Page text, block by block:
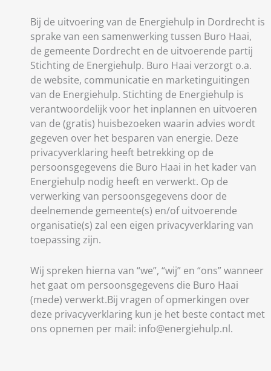
Bij de uitvoering van de Energiehulp in Dordrecht is
sprake van een samenwerking tussen Buro Haai,
de gemeente Dordrecht en de uitvoerende partij
Stichting de Energiehulp. Buro Haai verzorgt o.a.
de website, communicatie en marketinguitingen
van de Energiehulp. Stichting de Energiehulp is
verantwoordelijk voor het inplannen en uitvoeren
van de (gratis) huisbezoeken waarin advies wordt
gegeven over het besparen van energie. Deze
privacyverklaring heeft betrekking op de
persoonsgegevens die Buro Haai in het kader van
Energiehulp nodig heeft en verwerkt. Op de
verwerking van persoonsgegevens door de
deelnemende gemeente(s) en/of uitvoerende
organisatie(s) zal een eigen privacyverklaring van
toepassing zijn.
Wij spreken hierna van “we”, “wij” en “ons” wanneer
het gaat om persoonsgegevens die Buro Haai
(mede) verwerkt.Bij vragen of opmerkingen over
deze privacyverklaring kun je het beste contact met
ons opnemen per mail: info@energiehulp.nl.